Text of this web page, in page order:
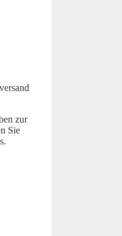
zur
Sie